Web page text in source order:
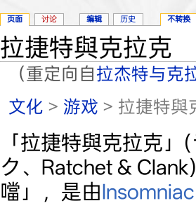
拉捷特與克拉克
（重定向自拉杰特与克
文化 > 游戏 > 拉捷特與
「拉捷特與克拉克
ク、Ratchet &
噹」，是由
页面 讨论 编辑 历史 不转换